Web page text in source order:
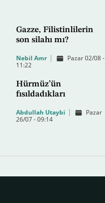
Gazze, Filistinlilerin
son silahı mı?
Nebil Amr
Pazar 02/08 -
11:22
Hürmüz’ün
fısıldadıkları
Abdullah Utaybi
Pazar
26/07 - 09:14